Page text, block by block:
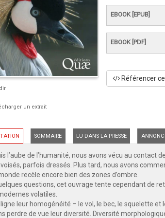
un extrait
EBOOK [EPUB]
EBOOK [PDF]
Référencer
SOMMAIRE LU DANS LA PRESSE
l’aube de l’humanité, nous avons vécu au contact
parfois dressés. Plus tard, nous avons
recèle encore bien des zones d’ombre.
questions, cet ouvrage tente cependant de
volatiles.
leur homogénéité – le vol, le bec, le squelette
perdre de vue leur diversité. Diversité